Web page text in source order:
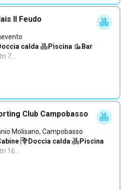
Il Feudo
calda· Piscina· Bar·
7…
Club Campobasso
Molisano, Campobasso
· Doccia calda· Piscina·
16…